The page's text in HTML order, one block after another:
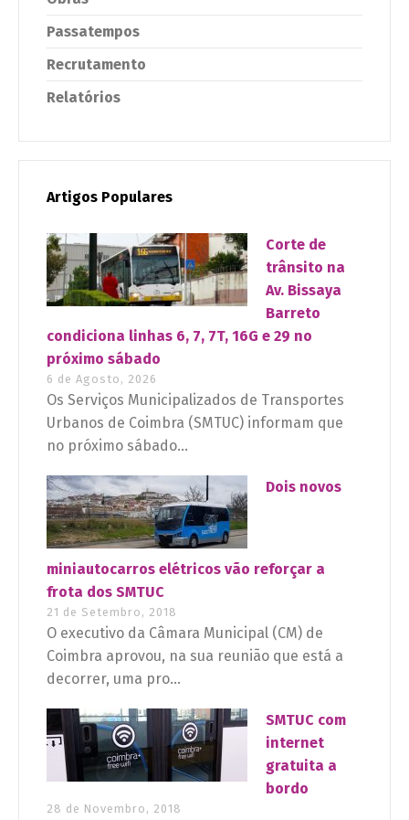
Passatempos
Recrutamento
Relatórios
Artigos Populares
Corte de
trânsito na
Av. Bissaya
Barreto
condiciona linhas 6, 7, 7T, 16G e 29 no
próximo sábado
6 de Agosto, 2026
Os Serviços Municipalizados de Transportes
Urbanos de Coimbra (SMTUC) informam que
no próximo sábado...
Dois novos
miniautocarros elétricos vão reforçar a
frota dos SMTUC
21 de Setembro, 2018
O executivo da Câmara Municipal (CM) de
Coimbra aprovou, na sua reunião que está a
decorrer, uma pro...
SMTUC com
internet
gratuita a
bordo
28 de Novembro, 2018